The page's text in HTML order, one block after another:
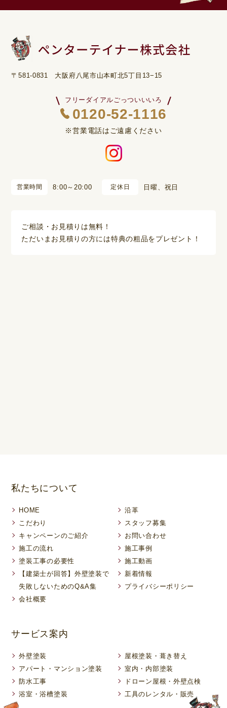
〒581-0831 大阪府八尾市山本町北5丁目13−15
フリーダイアルごっついいいろ
0120-52-1116
※営業電話はご遠慮ください
営業時間 8:00～20:00 定休日 日曜、祝日
ご相談・お見積りは無料！
ただいまお見積りの方には特典の粗品をプレゼント！
私たちについて
HOME
こだわり
キャンペーンのご紹介
施工の流れ
塗装工事の必要性
【建築士が回答】外壁塗装で
失敗しないためのQ&A集
会社概要
沿革
スタッフ募集
お問い合わせ
施工事例
施工動画
新着情報
プライバシーポリシー
サービス案内
外壁塗装
アパート・マンション塗装
防水工事
浴室・浴槽塗装
屋根塗装・葺き替え
室内・内部塗装
ドローン屋根・外壁点検
工具のレンタル・販売